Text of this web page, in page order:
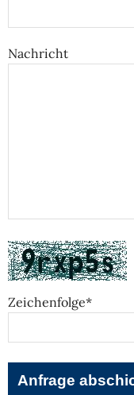
Nachricht
Zeichenfolge*